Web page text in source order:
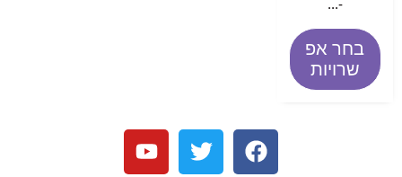
-...
בחר אפ
שרויות